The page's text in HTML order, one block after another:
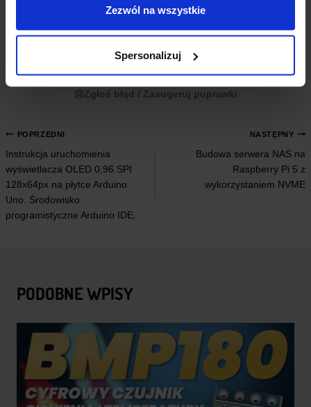
Zezwól na wszystkie
Spersonalizuj
nich, wystarczy w zupełności jeden z miniaturowych modeli, jak np.
Raspberry Pi Zero. Przemawia za nim niższa cena przy zachowaniu
Zgłoś błąd / Zasugeruj poprawki
NAWIGACJA
WPISU
POPRZEDNI
Instrukcja uruchomienia
wyświetlacza OLED 0,96 SPI
128x64px na płytce Arduino
Uno. Środowisko
programistyczne Arduino IDE.
NASTĘPNY
Budowa serwera NAS na
Raspberry Pi 5 z
wykorzystaniem NVME
PODOBNE WPISY